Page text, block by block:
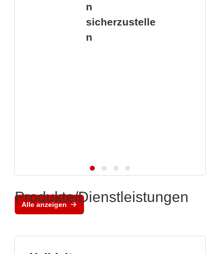
n
sicherzustelle
n
Alle anzeigen
Produkte/Dienstleistungen